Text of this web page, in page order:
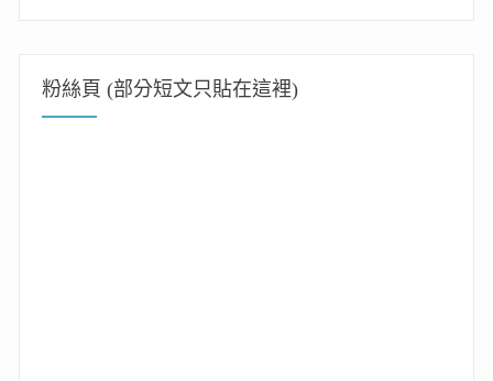
粉絲頁 (部分短文只貼在這裡)